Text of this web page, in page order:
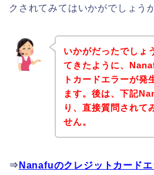
クされてみてはいかがでしょう
いかがだったでしょ
てきたように、
トカードエラーが発
ます。後は、下記
り、直接質問されて
せん。
⇒ Nanafuのクレジットカード